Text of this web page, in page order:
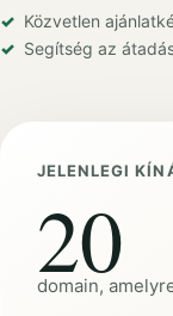
Közvetlen
Segítség az
JELENLEGI
20
domain,